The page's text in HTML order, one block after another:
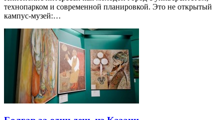
технопарком и современной планировкой. Это не открытый
кампус-музей:…